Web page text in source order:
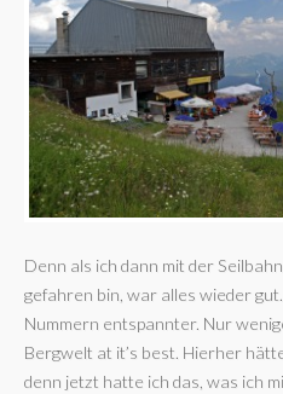
Denn als ich dann mit der
gefahren bin, war alles wieder
Nummern entspannter. Nur
Bergwelt at it’s best. Hierher
denn jetzt hatte ich das, was ich